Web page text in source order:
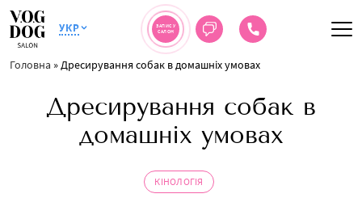
УКР
ЗАПИС У
САЛОН
Головна »Дресирування собак в домашніх умовах
Дресирування собак в
домашніх умовах
КІНОЛОГІЯ